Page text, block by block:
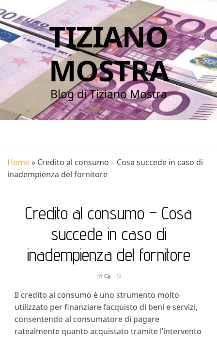
TIZIANO
MOSTRA
Blog di Tiziano Mostra
Home» Credito al consumo – Cosa succede in caso di
inadempienza del fornitore
Credito al consumo – Cosa
succede in caso di
inadempienza del fornitore
Off Di
Il credito al consumo è uno strumento molto
utilizzato per finanziare l’acquisto di beni e servizi,
consentendo al consumatore di pagare
ratealmente quanto acquistato tramite l’intervento